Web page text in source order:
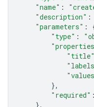
"name" :
"description" :
"parameters" :
"type" :
"title"
},
"required" :
},